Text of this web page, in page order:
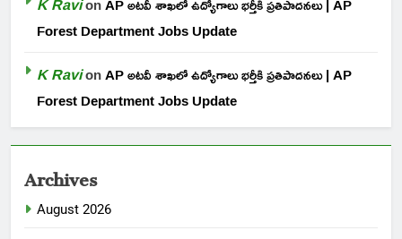
Forest Department Jobs Update
K RavionAP అటవీ శాఖలో ఉద్యోగాలు భర్తీకి ప్రతిపాదనలు | AP
Forest Department Jobs Update
Archives
August 2026